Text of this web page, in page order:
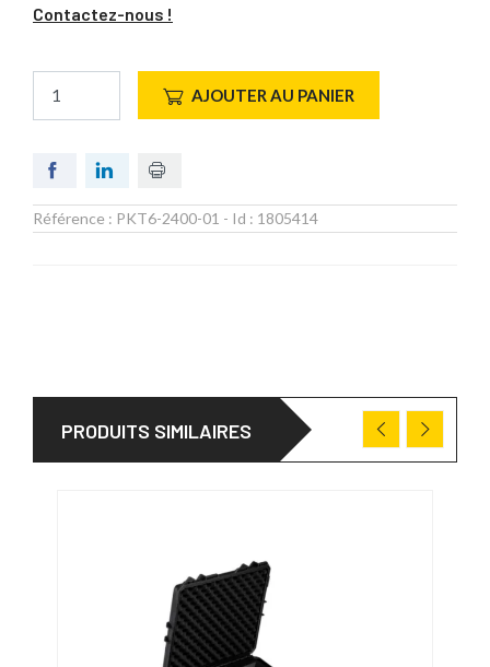
Contactez-nous !
AJOUTER AU PANIER
Référence : PKT6-2400-01 - Id : 1805414
PRODUITS SIMILAIRES